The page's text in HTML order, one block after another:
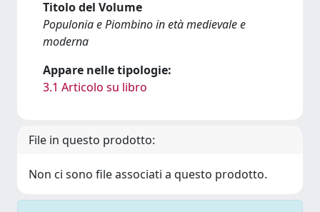
Titolo del Volume
Populonia e Piombino in età medievale e
moderna
Appare nelle tipologie:
3.1 Articolo su libro
File in questo prodotto:
Non ci sono file associati a questo prodotto.